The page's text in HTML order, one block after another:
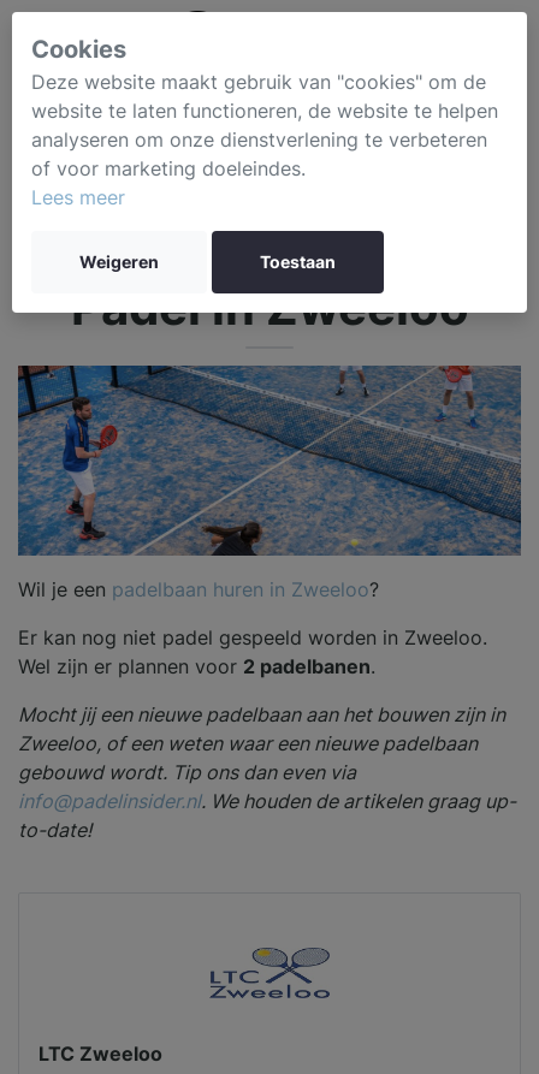
Cookies
Deze website maakt gebruik van "cookies" om de
website te laten functioneren, de website te helpen
analyseren om onze dienstverlening te verbeteren
of voor marketing doeleindes.
Lees meer
Weigeren Toestaan
Padel in Zweeloo
Wil je een padelbaan huren in Zweeloo?
Er kan nog niet padel gespeeld worden in Zweeloo.
Wel zijn er plannen voor 2 padelbanen.
Mocht jij een nieuwe padelbaan aan het bouwen zijn in
Zweeloo, of een weten waar een nieuwe padelbaan
gebouwd wordt. Tip ons dan even via
info@padelinsider.nl. We houden de artikelen graag up-
to-date!
LTC Zweeloo